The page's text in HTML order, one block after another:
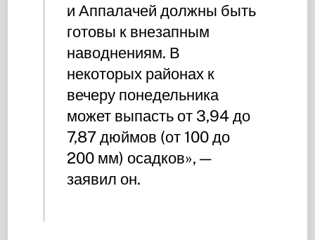
и Аппалачей должны быть
готовы к внезапным
наводнениям. В
некоторых районах к
вечеру понедельника
может выпасть от 3,94 до
7,87 дюймов (от 100 до
200 мм) осадков», —
заявил он.